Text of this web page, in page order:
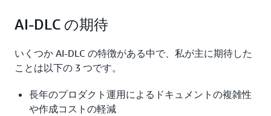
AI-DLC の期待
いくつか AI-DLC の特徴がある中で、私が主に期待した
ことは以下の 3 つです。
長年のプロダクト運用によるドキュメントの複雑性
や作成コストの軽減